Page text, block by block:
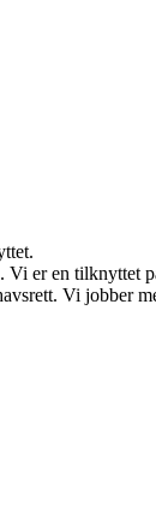
er en tilknyttet
Vi jobber